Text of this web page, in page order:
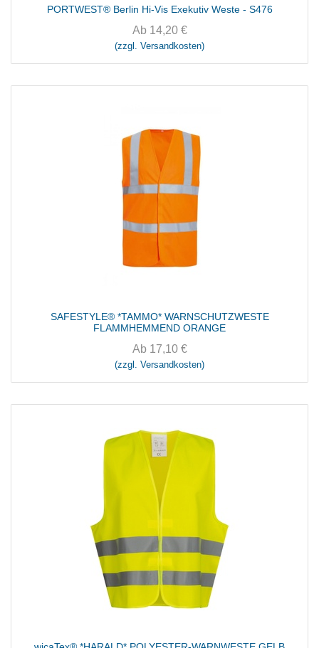
PORTWEST® Berlin Hi-Vis Exekutiv Weste - S476
Ab 14,20€
(zzgl. Versandkosten)
SAFESTYLE® *TAMMO* WARNSCHUTZWESTE
FLAMMHEMMEND ORANGE
Ab 17,10€
(zzgl. Versandkosten)